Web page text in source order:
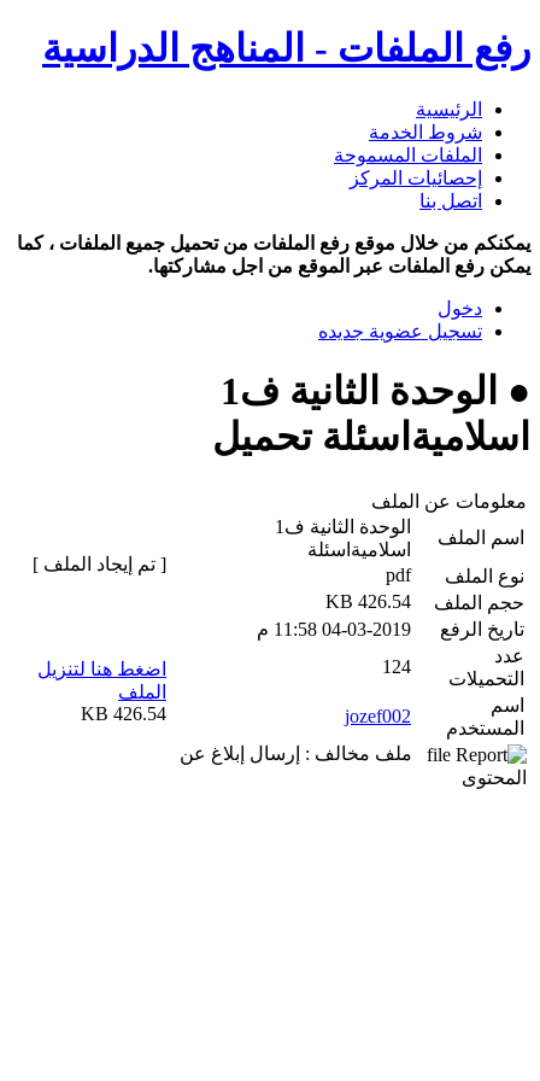
رفع الملفات - المناهج الدراسية
الرئيسية
شروط الخدمة
الملفات المسموحة
إحصائيات المركز
اتصل بنا
يمكنكم من خلال موقع رفع الملفات من تحميل جميع الملفات ، كما
يمكن رفع الملفات عبر الموقع من اجل مشاركتها.
دخول
تسجيل عضوية جديده
● الوحدة الثانية ف1
اسلاميةاسئلة تحميل
معلومات عن الملف
اسم الملف
الوحدة الثانية ف1
اسلاميةاسئلة
نوع الملف
pdf
حجم الملف
426.54 KB
تاريخ الرفع
04-03-2019 11:58 م
عدد
التحميلات
124
اسم
المستخدم
jozef002
ملف مخالف : إرسال إبلاغ عن
المحتوى
[ تم إيجاد الملف ]
اضغط هنا لتنزيل
الملف
426.54 KB